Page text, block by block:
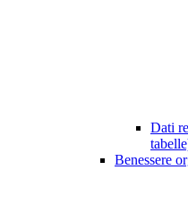
Dati
Benessere